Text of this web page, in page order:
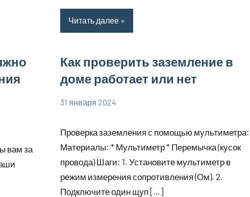
Читать далее
вам за
Как проверить заземление в
доме работает или нет
31 января 2024
phoenex_ru
Проверка заземления с помощью мультиметра:
Материалы: * Мультиметр * Перемычка (кусок
провода) Шаги: 1. Установите мультиметр в
режим измерения сопротивления (Ом). 2.
Подключите один щуп […]